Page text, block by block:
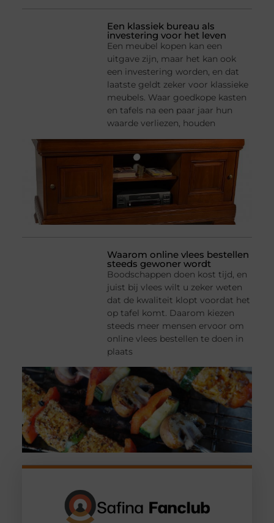
Een klassiek bureau als
investering voor het leven
Een meubel kopen kan een
uitgave zijn, maar het kan ook
een investering worden, en dat
laatste geldt zeker voor klassieke
meubels. Waar goedkope kasten
en tafels na een paar jaar hun
waarde verliezen, houden
Waarom online vlees bestellen
steeds gewoner wordt
Boodschappen doen kost tijd, en
juist bij vlees wilt u zeker weten
dat de kwaliteit klopt voordat het
op tafel komt. Daarom kiezen
steeds meer mensen ervoor om
online vlees bestellen te doen in
plaats